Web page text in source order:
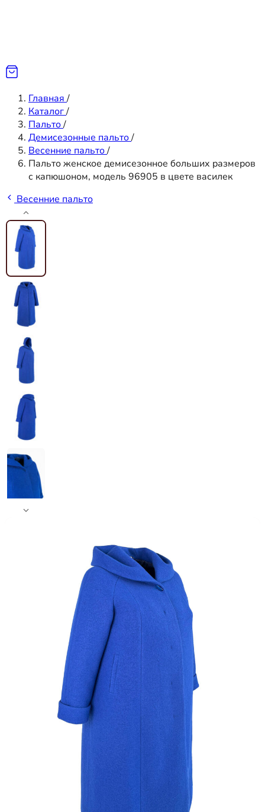
Главная /
Каталог/
Пальто/
Демисезонные пальто/
Весенние пальто/
Пальто женское демисезонное больших размеров
с капюшоном, модель 96905 в цвете василек
Весенние пальто